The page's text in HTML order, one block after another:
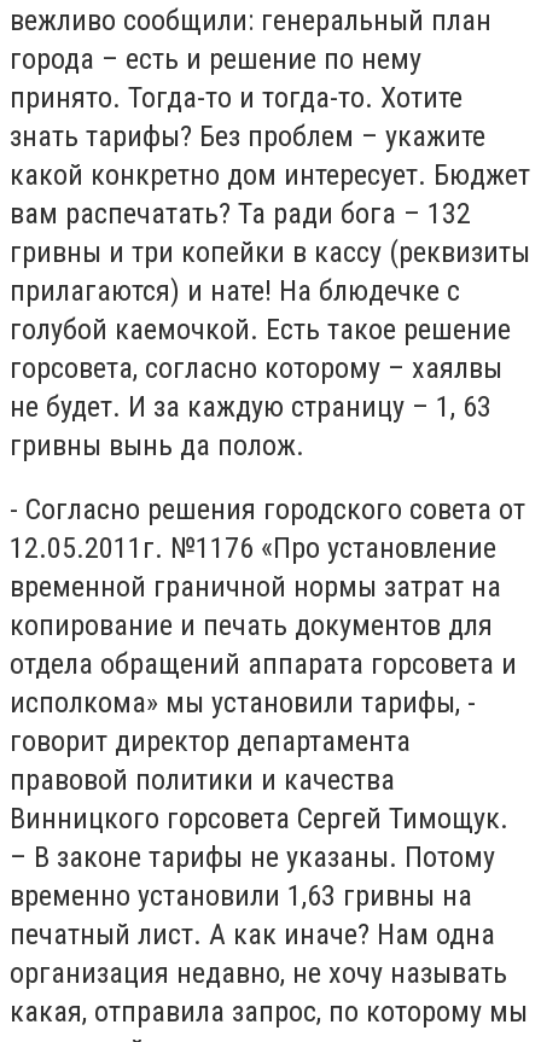
вежливо сообщили: генеральный план
города – есть и решение по нему
принято. Тогда-то и тогда-то. Хотите
знать тарифы? Без проблем – укажите
какой конкретно дом интересует. Бюджет
вам распечатать? Та ради бога – 132
гривны и три копейки в кассу (реквизиты
прилагаются) и нате! На блюдечке с
голубой каемочкой. Есть такое решение
горсовета, согласно которому – хаялвы
не будет. И за каждую страницу – 1, 63
гривны вынь да полож.
- Согласно решения городского совета от
12.05.2011г. №1176 «Про установление
временной граничной нормы затрат на
копирование и печать документов для
отдела обращений аппарата горсовета и
исполкома» мы установили тарифы, -
говорит директор департамента
правовой политики и качества
Винницкого горсовета Сергей Тимощук.
– В законе тарифы не указаны. Потому
временно установили 1,63 гривны на
печатный лист. А как иначе? Нам одна
организация недавно, не хочу называть
какая, отправила запрос, по которому мы